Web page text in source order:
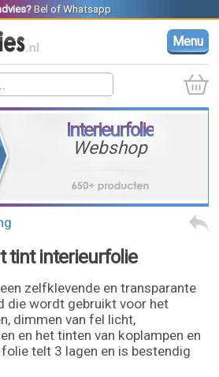
Belof Whatsapp
Menu
Interieurfolie
Webshop
tint interieurfolie
zelfklevende en transparante
die wordt gebruikt voor het
dimmen van fel licht,
en het tinten van koplampen en
telt 3 lagen en is bestendig